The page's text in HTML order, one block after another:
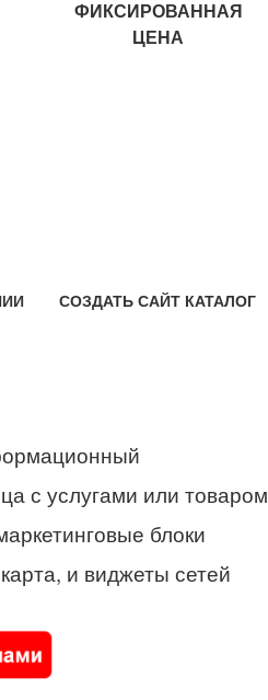
ФИКСИРОВАННАЯ
ЦЕНА
СОЗДАТЬ САЙТ КАТАЛОГ
с услугами или товаром
блоки
и виджеты сетей